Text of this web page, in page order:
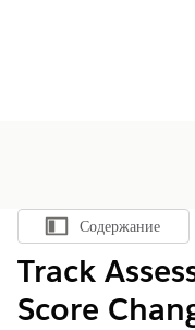
Показать
Содержание
Track
Score